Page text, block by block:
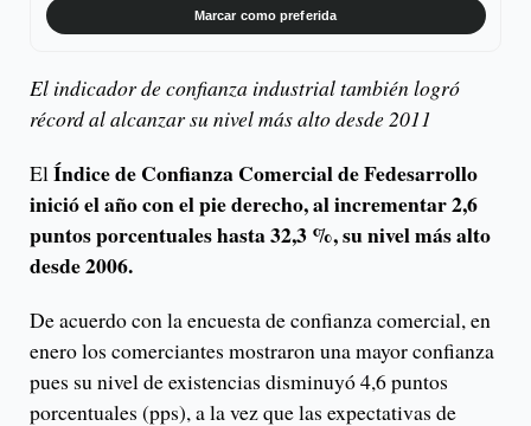
Marcar como preferida
El indicador de confianza industrial también logró
récord al alcanzar su nivel más alto desde 2011
ElÍndice de Confianza Comercial de Fedesarrollo
inició el año con el pie derecho, al incrementar 2,6
puntos porcentuales hasta 32,3 %, su nivel más alto
desde 2006.
De acuerdo con la encuesta de confianza comercial, en
enero los comerciantes mostraron una mayor confianza
pues su nivel de existencias disminuyó 4,6 puntos
porcentuales (pps), a la vez que las expectativas de